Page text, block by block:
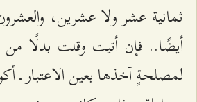
ثمانية عشر ولا عشرين،
أيضًا.. فإن أتيت وقلت بدلًا من
لمصلحةٍ آخذها بعين الاعتبار ـ